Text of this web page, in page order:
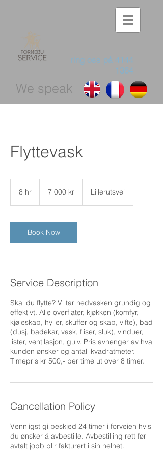
ring oss på 4144
1364
We speak
Flyttevask
8 hr
kroner7 000 kr Lillerutsvei
Book Now
Service Description
Skal du flytte? Vi tar nedvasken grundig og
effektivt. Alle overflater, kjøkken (komfyr,
kjøleskap, hyller, skuffer og skap, vifte), bad
(dusj, badekar, vask, fliser, sluk), vinduer,
lister, ventilasjon, gulv. Pris avhenger av hva
kunden ønsker og antall kvadratmeter.
Timepris kr 500,- per time ut over 8 timer.
Cancellation Policy
Vennligst gi beskjed 24 timer i forveien hvis
du ønsker å avbestille. Avbestilling rett før